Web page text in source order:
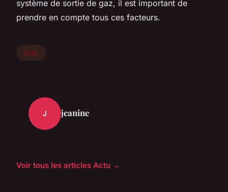
système de sortie de gaz, il est important de
prendre en compte tous ces facteurs.
Actu
J jeanine
Voir tous les articles Actu →